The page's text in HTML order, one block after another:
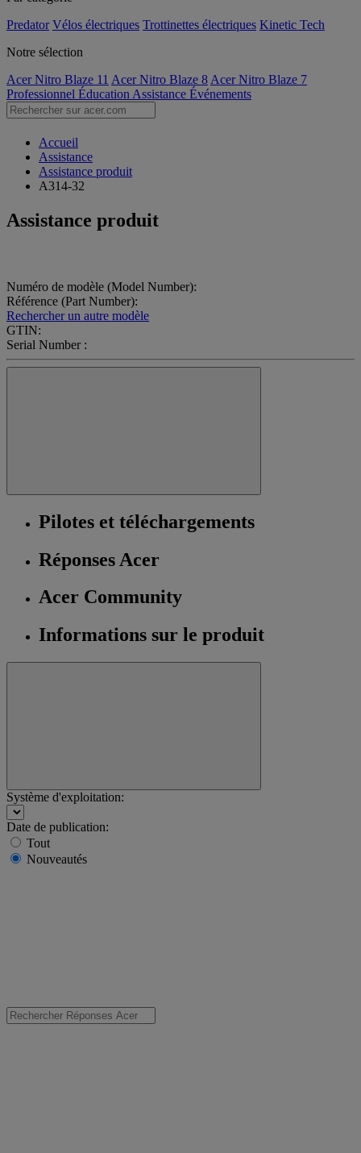
Predator Vélos électriques Trottinettes électriques Kinetic Tech
Notre sélection
Acer Nitro Blaze 11 Acer Nitro Blaze 8 Acer Nitro Blaze 7
Professionnel Éducation Assistance Événements
Accueil
Assistance
Assistance produit
A314-32
Assistance produit
Numéro de modèle (Model Number):
Référence (Part Number):
Rechercher un autre modèle
GTIN:
Serial Number :
Pilotes et téléchargements
Réponses Acer
Acer Community
Informations sur le produit
Système d'exploitation:
Date de publication:
Tout
Nouveautés